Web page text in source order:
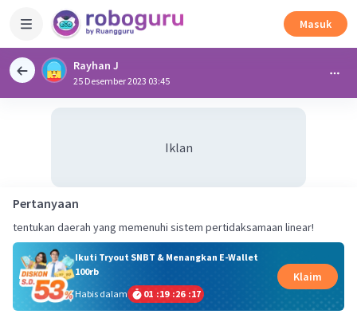
Masuk
Rayhan J
25 Desember 2023 03:45
Iklan
Pertanyaan
tentukan daerah yang memenuhi sistem pertidaksamaan linear!
Ikuti Tryout SNBT & Menangkan E-Wallet
100rb
Habis dalam
01 :19 :26 :16
Klaim